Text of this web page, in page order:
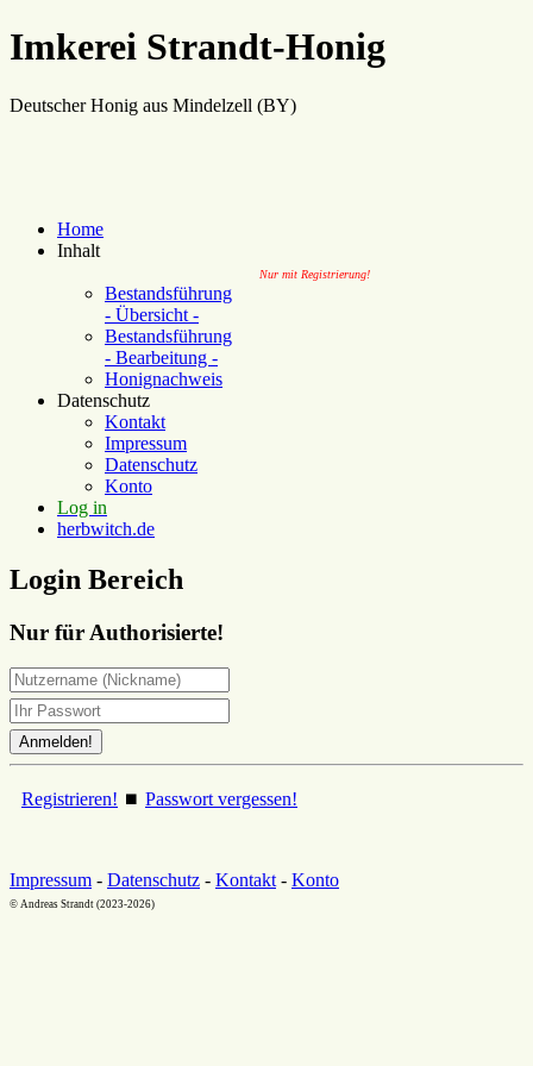
Imkerei Strandt-Honig
Deutscher Honig aus Mindelzell (BY)
Home
Inhalt
Nur mit Registrierung!
Bestandsführung
- Übersicht -
Bestandsführung
- Bearbeitung -
Honignachweis
Datenschutz
Kontakt
Impressum
Datenschutz
Konto
Log in
herbwitch.de
Login Bereich
Nur für Authorisierte!
Registrieren! ⏹ Passwort vergessen!
Impressum - Datenschutz - Kontakt- Konto
© Andreas Strandt (2023-2026)